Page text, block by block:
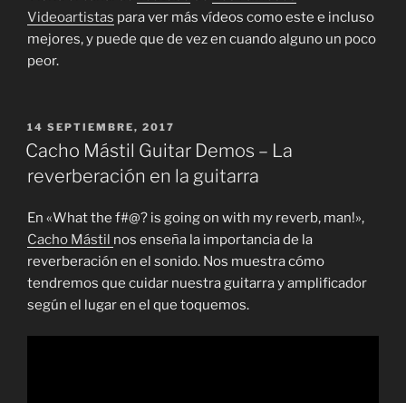
Videoartistas para ver más vídeos como este e incluso
mejores, y puede que de vez en cuando alguno un poco
peor.
PUBLICADO
EL
14 SEPTIEMBRE, 2017
Cacho Mástil Guitar Demos – La
reverberación en la guitarra
En «What the f#@? is going on with my reverb, man!»,
Cacho Mástil nos enseña la importancia de la
reverberación en el sonido. Nos muestra cómo
tendremos que cuidar nuestra guitarra y amplificador
según el lugar en el que toquemos.